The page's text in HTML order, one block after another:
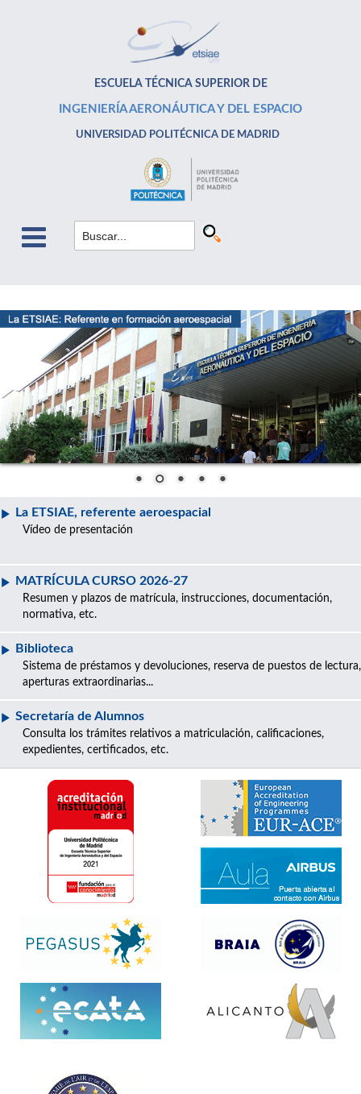
ESCUELA TÉCNICA SUPERIOR DE
INGENIERÍA AERONÁUTICA Y DEL ESPACIO
UNIVERSIDAD POLITÉCNICA DE MADRID
La ETSIAE, referente aeroespacial
Vídeo de presentación
MATRÍCULA CURSO 2026-27
Resumen y plazos de matrícula, instrucciones, documentación,
normativa, etc.
Biblioteca
Sistema de préstamos y devoluciones, reserva de puestos de lectura,
aperturas extraordinarias...
Secretaría de Alumnos
Consulta los trámites relativos a matriculación, calificaciones,
expedientes, certificados, etc.